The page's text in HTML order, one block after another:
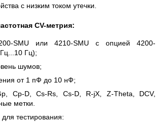
с низким током утечки.
CV-метрия:
SMU или 4210-SMU с опцией 4200-
Гц);
шумов;
от 1 пФ до 10 нФ;
Cp-D, Cs-Rs, Cs-D, R-jX, Z-Theta, DCV,
метки.
тестирования: